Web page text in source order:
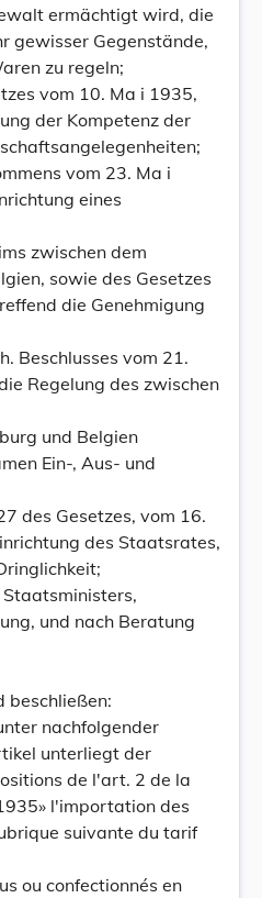
ermächtigt wird, die
gewisser Gegenstände,
zu regeln;
vom 10. Ma i 1935,
der Kompetenz der
vom 23. Ma i
eines
zwischen dem
sowie des Gesetzes
die Genehmigung
Beschlusses vom 21.
Regelung des zwischen
und Belgien
Ein-, Aus- und
des Gesetzes, vom 16.
des Staatsrates,
und nach Beratung
beschließen:
nachfolgender
unterliegt der
de l'art. 2 de la
l'importation des
suivante du tarif
ou confectionnés en